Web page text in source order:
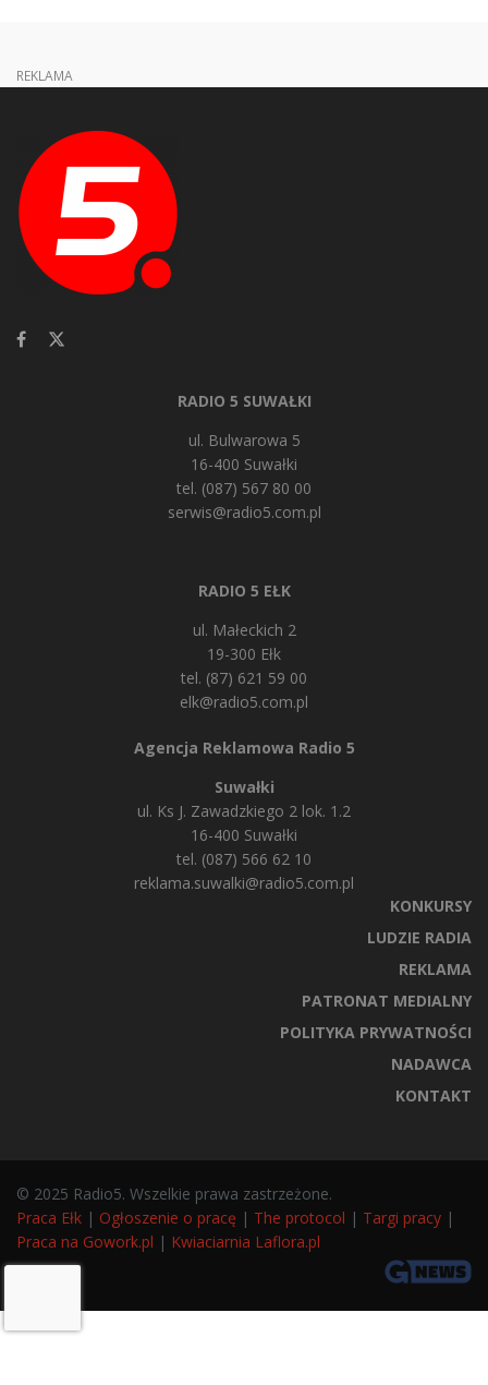
REKLAMA
RADIO 5 SUWAŁKI
ul. Bulwarowa 5
16-400 Suwałki
tel. (087) 567 80 00
serwis@radio5.com.pl
RADIO 5 EŁK
ul. Małeckich 2
19-300 Ełk
tel. (87) 621 59 00
elk@radio5.com.pl
Agencja Reklamowa Radio 5
Suwałki
ul. Ks J. Zawadzkiego 2 lok. 1.2
16-400 Suwałki
tel. (087) 566 62 10
reklama.suwalki@radio5.com.pl
KONKURSY
LUDZIE RADIA
REKLAMA
PATRONAT MEDIALNY
POLITYKA PRYWATNOŚCI
NADAWCA
KONTAKT
© 2025 Radio5. Wszelkie prawa zastrzeżone.
Praca Ełk | Ogłoszenie o pracę | The protocol | Targi pracy |
Praca na Gowork.pl | Kwiaciarnia Laflora.pl